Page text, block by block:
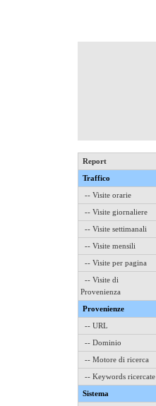
Report
Traffico
-- Visite orarie
-- Visite giornaliere
-- Visite settimanali
-- Visite mensili
-- Visite per pagina
-- Visite di
Provenienza
Provenienze
-- URL
-- Dominio
-- Motore di ricerca
-- Keywords ricercate
Sistema